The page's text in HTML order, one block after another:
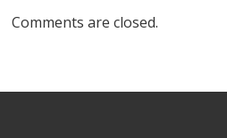
Comments are closed.